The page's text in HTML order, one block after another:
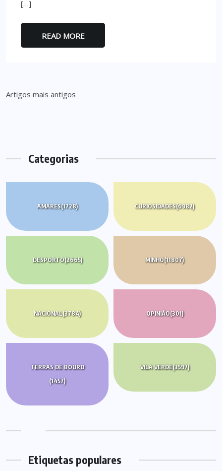
[…]
READ MORE
Navegação
Artigos mais antigos
Categorias
AMARES(1728) CURIOSIDADES(6982)
DESPORTO(2665) MINHO(11807)
NACIONAL(3784) OPINIÃO(301)
TERRAS DE BOURO
(1457)
VILA VERDE(3597)
Etiquetas populares